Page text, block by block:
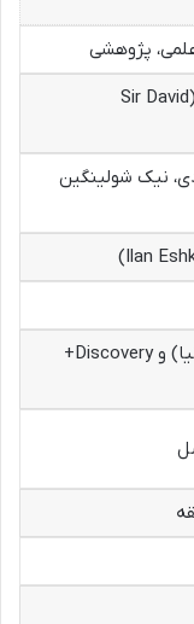
پژوهشی
سِر دیوید اتنبرو (Sir David
نیک شولینگین
BBC One (بریتانیا) و Discovery+